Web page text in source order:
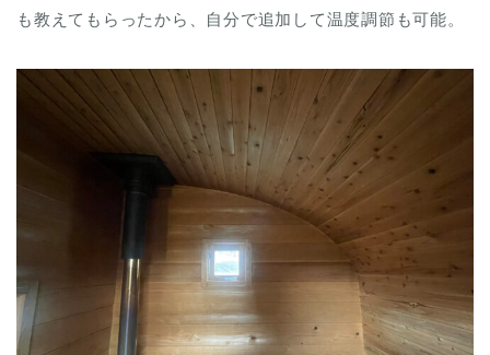
も教えてもらったから、自分で追加して温度調節も可能。